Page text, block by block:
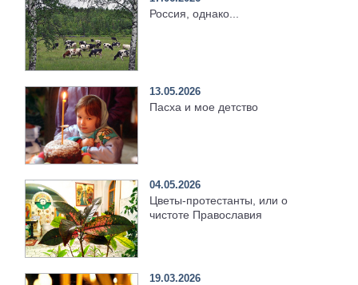
Россия, однако...
13.05.2026
Пасха и мое детство
04.05.2026
Цветы-протестанты, или о
чистоте Православия
19.03.2026